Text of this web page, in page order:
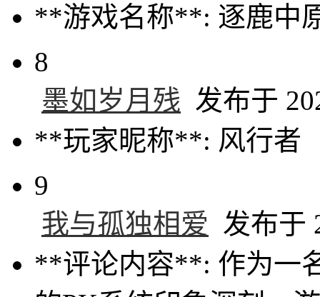
**游戏名称**: 逐鹿中
8
墨如岁月残 发布于
**玩家昵称**: 风行者
9
我与孤独相爱 发布于
**评论内容**: 作为一